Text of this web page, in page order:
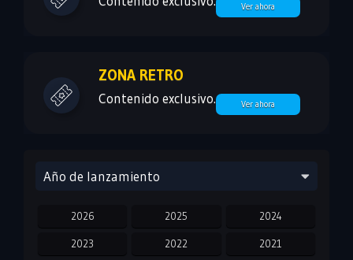
Ver ahora
ZONA RETRO
Contenido exclusivo. Ver ahora
Año de lanzamiento
2026 2025 2024
2023 2022 2021